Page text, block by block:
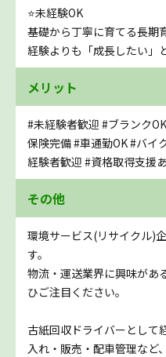
⭐未経験OK
基礎から丁寧に育てる長期
経験よりも「成長したい」
メリット
#未経験者歓迎 #ブランクOK
保険完備#車通勤OK#バイ
経験者歓迎 #資格取得支援
その他
環境サービス(リサイクル)
す。
物流・運送業界に興味があ
ひご注目ください。
古紙回収ドライバーとして
入れ・販売・配車管理など